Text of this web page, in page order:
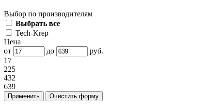
Выбор по производителям
Выбрать все
Tech-Krep
Цена
от
до
руб.
17
225
432
639